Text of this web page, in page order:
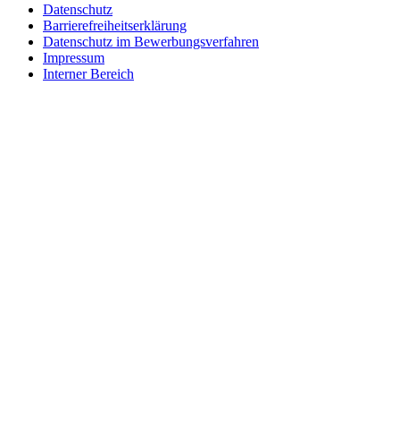
Datenschutz
Barrierefreiheitserklärung
Datenschutz im Bewerbungsverfahren
Impressum
Interner Bereich